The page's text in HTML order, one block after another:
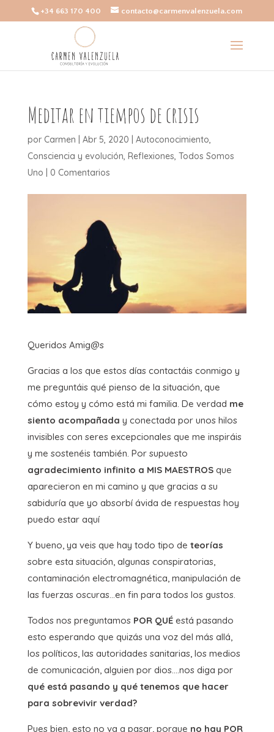
+34 663 170 400 contacto@carmenvalenzuela.com
Meditar en tiempos de crisis
por Carmen Abr 5, 2020 Autoconocimiento,
Consciencia y evolución, Reflexiones, Todos Somos
Uno
0 Comentarios
Queridos Amig@s
Gracias a los que estos días contactáis conmigo y
me preguntáis qué pienso de la situación, que
cómo estoy y cómo está mi familia. De verdad me
siento acompañada y conectada por unos hilos
invisibles con seres excepcionales que me inspiráis
y me sostenéis también. Por supuesto
agradecimiento infinito a MIS MAESTROSque
aparecieron en mi camino y que gracias a su
sabiduría que yo absorbí ávida de respuestas hoy
puedo estar aquí
Y bueno, ya veis que hay todo tipo de teorías
sobre esta situación, algunas conspiratorias,
contaminación electromagnética, manipulación de
las fuerzas oscuras…en fin para todos los gustos.
Todos nos preguntamos POR QUÉestá pasando
esto esperando que quizás una voz del más allá,
los políticos, las autoridades sanitarias, los medios
de comunicación, alguien por dios….nos diga por
qué está pasando y qué tenemos que hacer
para sobrevivir verdad?
Pues bien, esto no va a pasar, porque no hay POR